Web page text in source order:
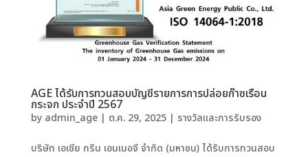
AGE ได้รับการทวนสอบบัญชีรายการการปล่อยก๊าซเรือน
กระจก ประจำปี 2567
by admin_age| ต.ค. 29, 2025| รางวัลและการรับรอง
บริษัท เอเชีย กรีน เอนเนอจี จำกัด (มหาชน) ได้รับการทวนสอบ